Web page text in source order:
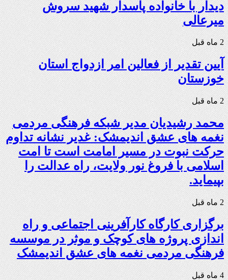
دیدار با خانواده پاسدار شهید سروش
میرعالی
2 ماه قبل
آیین تقدیر از فعالین امر ازدواج استان
خوزستان
2 ماه قبل
محمد رشیدیان مدیر شبکه فرهنگی مردمی
نغمه های عشق اندیمشک: غدیر نشانه تداوم
حرکت نبوت در مسیر امامت است تا امت
اسلامی با فروغ نور ولایت، راه عدالت را
بپیماید.
2 ماه قبل
برگزاری کارگاه کارآفرینی اجتماعی و راه
اندازی پروژه های کوچک و موثر در موسسه
فرهنگی مردمی نغمه های عشق اندیمشک
4 ماه قبل